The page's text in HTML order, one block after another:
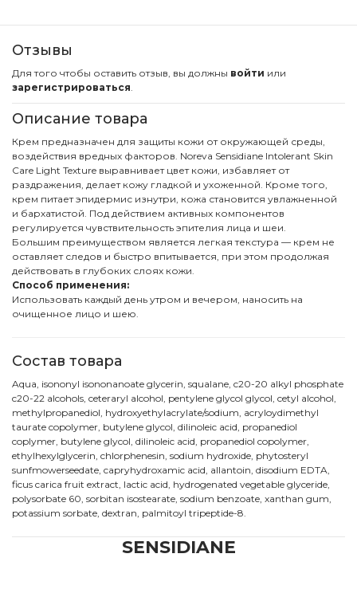
Отзывы
Для того чтобы оставить отзыв, вы должны войти или
зарегистрироваться.
Описание товара
Крем предназначен для защиты кожи от окружающей среды,
воздействия вредных факторов. Noreva Sensidiane Intolerant Skin
Care Light Texture выравнивает цвет кожи, избавляет от
раздражения, делает кожу гладкой и ухоженной. Кроме того,
крем питает эпидермис изнутри, кожа становится увлажненной
и бархатистой. Под действием активных компонентов
регулируется чувствительность эпителия лица и шеи.
Большим преимуществом является легкая текстура — крем не
оставляет следов и быстро впитывается, при этом продолжая
действовать в глубоких слоях кожи.
Способ применения:
Использовать каждый день утром и вечером, наносить на
очищенное лицо и шею.
Состав товара
Aqua, isononyl isononanoate glycerin, squalane, c20-20 alkyl phosphate
c20-22 alcohols, ceteraryl alcohol, pentylene glycol glycol, cetyl alcohol,
methylpropanediol, hydroxyethylacrylate/sodium, acryloydimethyl
taurate copolymer, butylene glycol, dilinoleic acid, propanediol
coplymer, butylene glycol, dilinoleic acid, propanediol copolymer,
ethylhexylglycerin, chlorphenesin, sodium hydroxide, phytosteryl
sunfmowerseedate, capryhydroxamic acid, allantoin, disodium EDTA,
ficus carica fruit extract, lactic acid, hydrogenated vegetable glyceride,
polysorbate 60, sorbitan isostearate, sodium benzoate, xanthan gum,
potassium sorbate, dextran, palmitoyl tripeptide-8.
SENSIDIANE